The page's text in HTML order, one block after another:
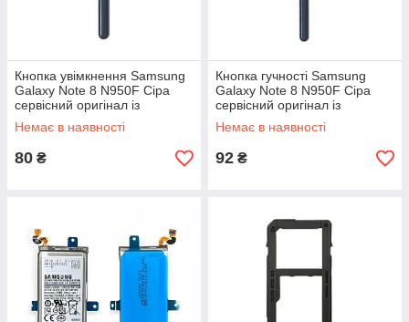
Кнопка увімкнення Samsung
Galaxy Note 8 N950F Сіра
сервісний оригінал із
розбирання
Немає в наявності
80 ₴
Кнопка гучності Samsung
Galaxy Note 8 N950F Сіра
сервісний оригінал із
розбирання
Немає в наявності
92 ₴